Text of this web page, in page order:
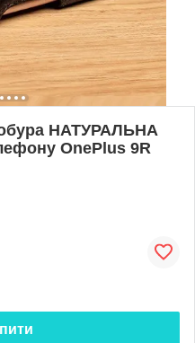
НАТУРАЛЬНА
OnePlus 9R